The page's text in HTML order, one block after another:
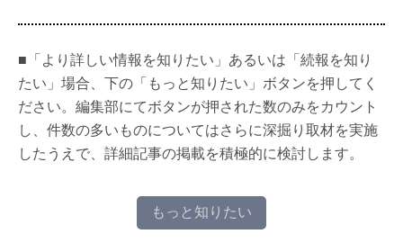
■「より詳しい情報を知りたい」あるいは「続報を知り
たい」場合、下の「もっと知りたい」ボタンを押してく
ださい。編集部にてボタンが押された数のみをカウント
し、件数の多いものについてはさらに深掘り取材を実施
したうえで、詳細記事の掲載を積極的に検討します。
もっと知りたい